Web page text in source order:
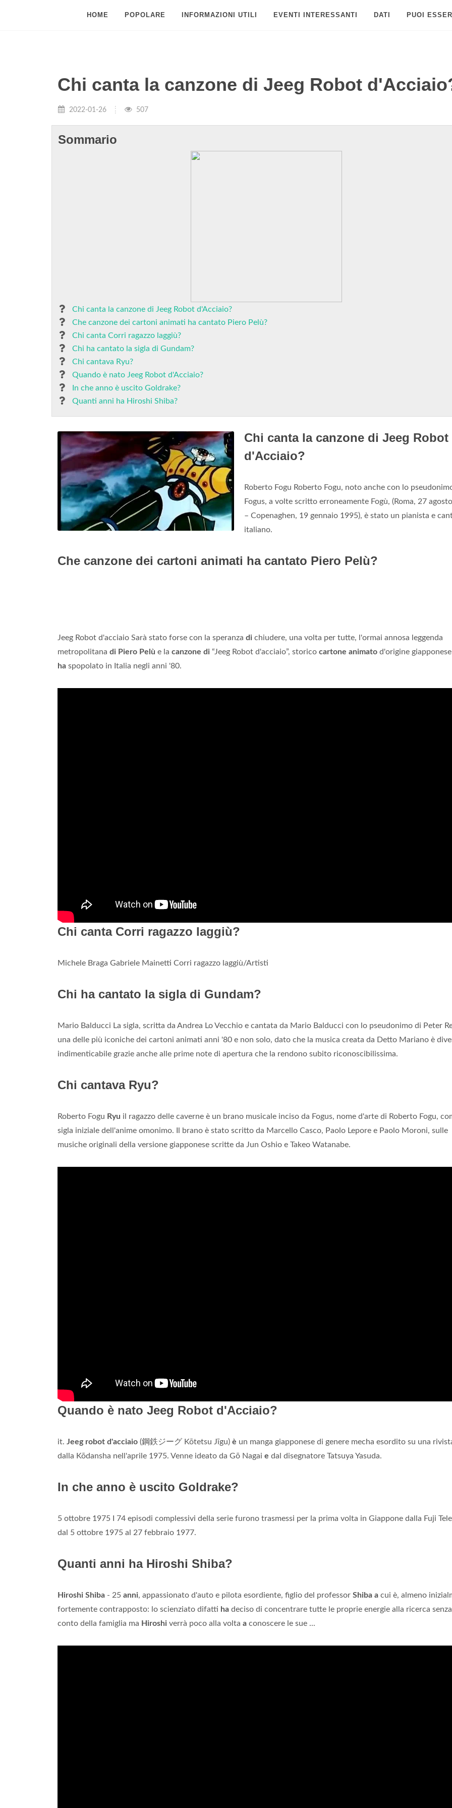
HOME POPOLARE INFORMAZIONI UTILI EVENTI INTERESSANTI DATI PUOI
Chi canta la canzone di Jeeg Robot
2022-01-26 507
Sommario
Chi canta la canzone di Jeeg Robot d'Acciaio?
Che canzone dei cartoni animati ha cantato Piero Pelù?
Chi canta Corri ragazzo laggiù?
Chi ha cantato la sigla di Gundam?
Chi cantava Ryu?
Quando è nato Jeeg Robot d'Acciaio?
In che anno è uscito Goldrake?
Quanti anni ha Hiroshi Shiba?
Chi canta la canzone di Jeeg Robot
d'Acciaio?
Roberto Fogu Roberto Fogu, noto anche con lo
Fogus, a volte scritto erroneamente Fogù, (Roma, 27
– Copenaghen, 19 gennaio 1995), è stato un pianista e
italiano.
Che canzone dei cartoni animati ha cantato Piero Pelù?
Jeeg Robot d'acciaio Sarà stato forse con la speranza di chiudere, una volta per tutte, l'ormai annosa leggenda
metropolitana di Piero Pelù e la canzone di “Jeeg Robot d'acciaio”, storico cartone animato d'origine giapponese
ha spopolato in Italia negli anni '80.
Chi canta Corri ragazzo laggiù?
Michele Braga Gabriele Mainetti Corri ragazzo laggiù/Artisti
Chi ha cantato la sigla di Gundam?
Mario Balducci La sigla, scritta da Andrea Lo Vecchio e cantata da Mario Balducci con lo pseudonimo di Peter
una delle più iconiche dei cartoni animati anni '80 e non solo, dato che la musica creata da Detto Mariano è
indimenticabile grazie anche alle prime note di apertura che la rendono subito riconoscibilissima.
Chi cantava Ryu?
Roberto Fogu Ryu il ragazzo delle caverne è un brano musicale inciso da Fogus, nome d'arte di Roberto Fogu,
sigla iniziale dell'anime omonimo. Il brano è stato scritto da Marcello Casco, Paolo Lepore e Paolo Moroni, sulle
musiche originali della versione giapponese scritte da Jun Oshio e Takeo Watanabe.
Quando è nato Jeeg Robot d'Acciaio?
it. Jeeg robot d'acciaio (鋼鉄ジーグ Kōtetsu Jīgu) è un manga giapponese di genere mecha esordito su una
dalla Kōdansha nell'aprile 1975. Venne ideato da Gō Nagai e dal disegnatore Tatsuya Yasuda.
In che anno è uscito Goldrake?
5 ottobre 1975 I 74 episodi complessivi della serie furono trasmessi per la prima volta in Giappone dalla Fuji
dal 5 ottobre 1975 al 27 febbraio 1977.
Quanti anni ha Hiroshi Shiba?
Hiroshi Shiba - 25 anni, appassionato d'auto e pilota esordiente, figlio del professor Shiba a cui è, almeno
fortemente contrapposto: lo scienziato difatti ha deciso di concentrare tutte le proprie energie alla ricerca
conto della famiglia ma Hiroshi verrà poco alla volta a conoscere le sue ...